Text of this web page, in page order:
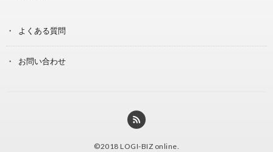
よくある質問
お問い合わせ
©2018 LOGI-BIZ online